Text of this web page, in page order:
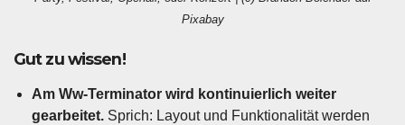
Pixabay
Gut zu wissen!
Am Ww-Terminator wird kontinuierlich weiter
gearbeitet. Sprich: Layout und Funktionalität werden